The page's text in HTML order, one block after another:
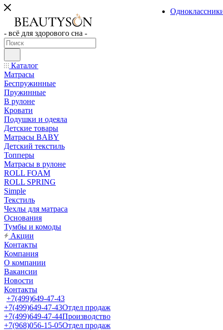
- всё для здорового сна -
Каталог
Матрасы
Беспружинные
Пружинные
В рулоне
Кровати
Подушки и одеяла
Детские товары
Матрасы BABY
Детский текстиль
Топперы
Матрасы в рулоне
ROLL FOAM
ROLL SPRING
Simple
Текстиль
Чехлы для матраса
Основания
Тумбы и комоды
Акции
Контакты
Компания
О компании
Вакансии
Новости
Контакты
+7(499)649-47-43
+7(499)649-47-43Отдел продаж
+7(499)649-47-44Производство
+7(968)056-15-05Отдел продаж